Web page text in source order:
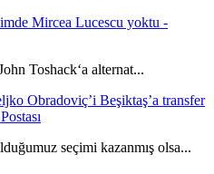
Mircea Lucescu yoktu -
Toshack‘a alternat...
Obradoviç’i Beşiktaş’a transfer
seçimi kazanmış olsa...